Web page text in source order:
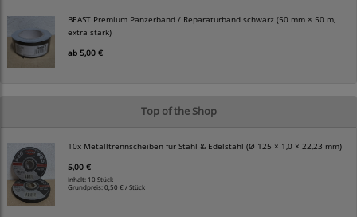
BEAST Premium Panzerband / Reparaturband schwarz (50 mm × 50 m,
extra stark)
ab 5,00 €
Top of the Shop
10x Metalltrennscheiben für Stahl & Edelstahl (Ø 125 × 1,0 × 22,23 mm)
5,00 €
Inhalt: 10 Stück
Grundpreis:0,50 € / Stück